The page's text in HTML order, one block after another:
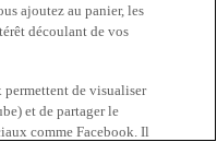
ajoutez au panier, les
découlant de vos
permettent de visualiser
et de partager le
comme Facebook. Il